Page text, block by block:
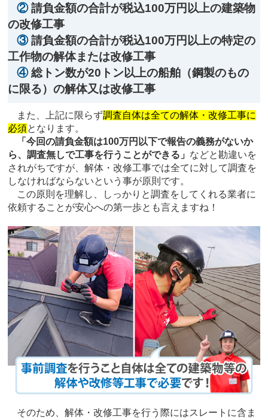
②請負金額の合計が税込100万円以上の建築物
の改修工事
③請負金額の合計が税込100万円以上の特定の
工作物の解体または改修工事
④総トン数が20トン以上の船舶（鋼製のもの
に限る）の解体又は改修工事
また、上記に限らず調査自体は全ての解体・改修工事に
必須となります。
「今回の請負金額は100万円以下で報告の義務がないか
ら、調査無しで工事を行うことができる」 などと勘違いを
されがちですが、解体・改修工事では全てに対して調査を
しなければならないという事が原則です。
この原則を理解し、しっかりと調査をしてくれる業者に
依頼することが安心への第一歩とも言えますね！
そのため、解体・改修工事を行う際にはスレートに含ま